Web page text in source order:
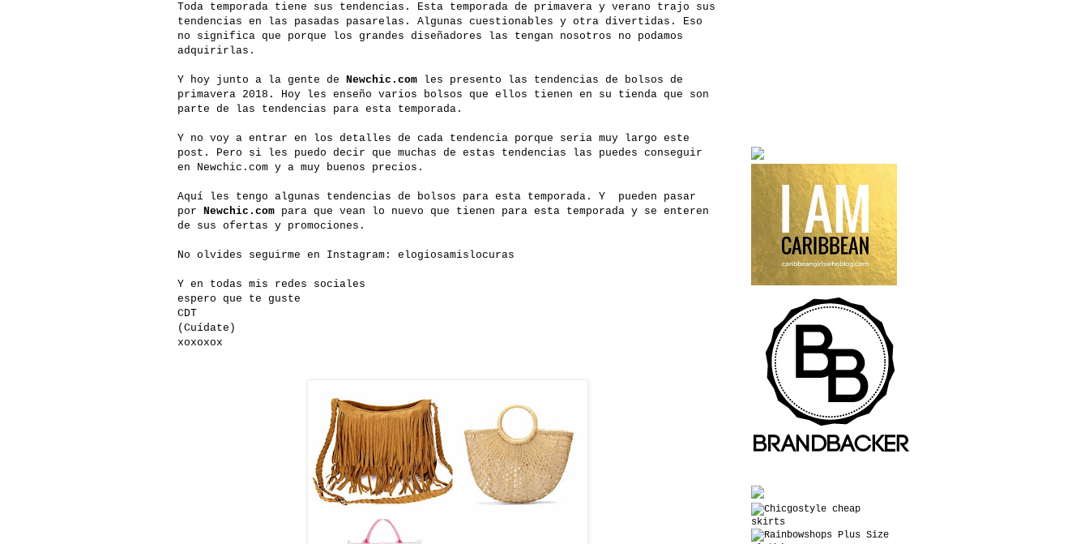
Toda temporada tiene sus tendencias. Esta temporada de primavera y verano trajo sus
tendencias en las pasadas pasarelas. Algunas cuestionables y otra divertidas. Eso
no significa que porque los grandes diseñadores las tengan nosotros no podamos
adquirirlas.
Y hoy junto a la gente de Newchic.com les presento las tendencias de bolsos de
primavera 2018. Hoy les enseño varios bolsos que ellos tienen en su tienda que son
parte de las tendencias para esta temporada.
Y no voy a entrar en los detalles de cada tendencia porque seria muy largo este
post. Pero si les puedo decir que muchas de estas tendencias las puedes conseguir
en Newchic.com y a muy buenos precios.
Aquí les tengo algunas tendencias de bolsos para esta temporada. Y pueden pasar
por Newchic.com para que vean lo nuevo que tienen para esta temporada y se enteren
de sus ofertas y promociones.
No olvides seguirme en Instagram: elogiosamislocuras
Y en todas mis redes sociales
espero que te guste
CDT
(Cuídate)
xoxoxox